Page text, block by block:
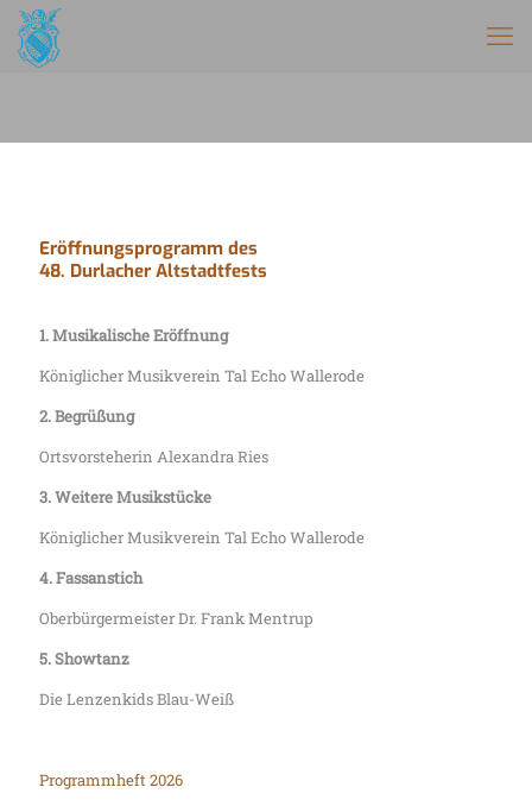
Eröffnungsprogramm des
48. Durlacher Altstadtfests
1. Musikalische Eröffnung
Königlicher Musikverein Tal Echo Wallerode
2. Begrüßung
Ortsvorsteherin Alexandra Ries
3. Weitere Musikstücke
Königlicher Musikverein Tal Echo Wallerode
4. Fassanstich
Oberbürgermeister Dr. Frank Mentrup
5. Showtanz
Die Lenzenkids Blau-Weiß
Programmheft 2026